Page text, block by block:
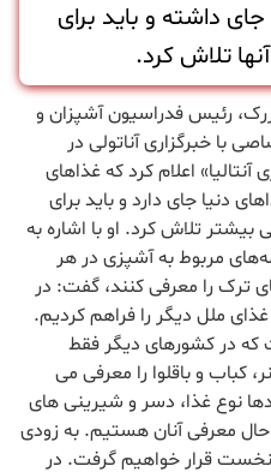
داشته و باید برای
تلاش کرد.
رئیس فدراسیون آشپزان و
با خبرگزاری آناتولی در
اعلام کرد که غذاهای
دنیا جای دارد و باید برای
تلاش کرد. او با اشاره به
مربوط به آشپزی در هر
ترک را معرفی کنند، گفت: در
ملل دیگر را فراهم کردیم.
در کشورهای دیگر فقط
کباب و باقلوا را معرفی می
نوع غذا، دسر و شیرینی های
حال معرفی آنان هستیم. به زودی
نخست قرار خواهیم گرفت. در